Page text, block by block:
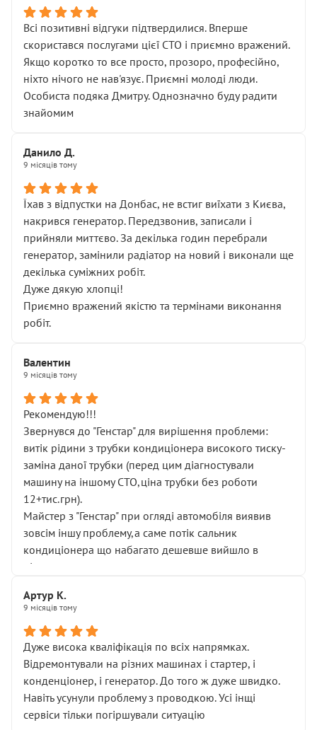
Всі позитивні відгуки підтвердилися. Вперше
скористався послугами цієї СТО і приємно вражений.
Якщо коротко то все просто, прозоро, професійно,
ніхто нічого не нав'язує. Приємні молоді люди.
Особиста подяка Дмитру. Однозначно буду радити
знайомим
Данило Д.
9 місяців тому
Їхав з відпустки на Донбас, не встиг виїхати з Києва,
накрився генератор. Передзвонив, записали і
прийняли миттєво. За декілька годин перебрали
генератор, замінили радіатор на новий і виконали ще
декілька суміжних робіт.
Дуже дякую хлопці!
Приємно вражений якістю та термінами виконання
робіт.
Валентин
9 місяців тому
Рекомендую!!!
Звернувся до "Генстар" для вирішення проблеми:
витік рідини з трубки кондиціонера високого тиску-
заміна даної трубки (перед цим діагностували
машину на іншому СТО,ціна трубки без роботи
12+тис.грн).
Майстер з "Генстар" при огляді автомобіля виявив
зовсім іншу проблему,а саме потік сальник
кондиціонера що набагато дешевше вийшло в
підсумку.
Артур К.
9 місяців тому
Дуже висока кваліфікація по всіх напрямках.
Відремонтували на різних машинах і стартер, і
конденціонер, і генератор. До того ж дуже швидко.
Навіть усунули проблему з проводкою. Усі інщі
сервіси тільки погіршували ситуацію